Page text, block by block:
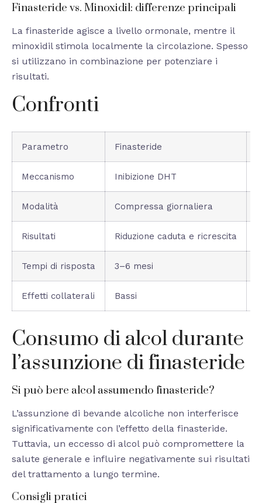
Finasteride vs. Minoxidil: differenze principali
La finasteride agisce a livello ormonale, mentre il
minoxidil stimola localmente la circolazione. Spesso
si utilizzano in combinazione per potenziare i
risultati.
Confronti
Parametro Finasteride
Meccanismo Inibizione DHT
Modalità Compressa giornaliera
Risultati Riduzione caduta e ricrescita
Tempi di risposta 3–6 mesi
Effetti collaterali Bassi
Consumo di alcol durante
l’assunzione di finasteride
Si può bere alcol assumendo finasteride?
L’assunzione di bevande alcoliche non interferisce
significativamente con l’effetto della finasteride.
Tuttavia, un eccesso di alcol può compromettere la
salute generale e influire negativamente sui risultati
del trattamento a lungo termine.
Consigli pratici